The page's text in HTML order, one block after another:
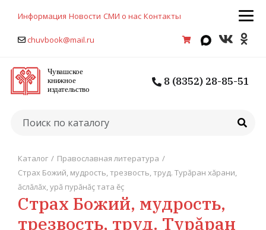
Информация Новости СМИ о нас Контакты
chuvbook@mail.ru
8 (8352) 28-85-51
Каталог / Православная литература /
Страх Божий, мудрость, трезвость, труд. Турăран хăрани,
ăслăлăх, урă пурăнăç тата ĕç
Страх Божий, мудрость,
трезвость, труд. Турăран